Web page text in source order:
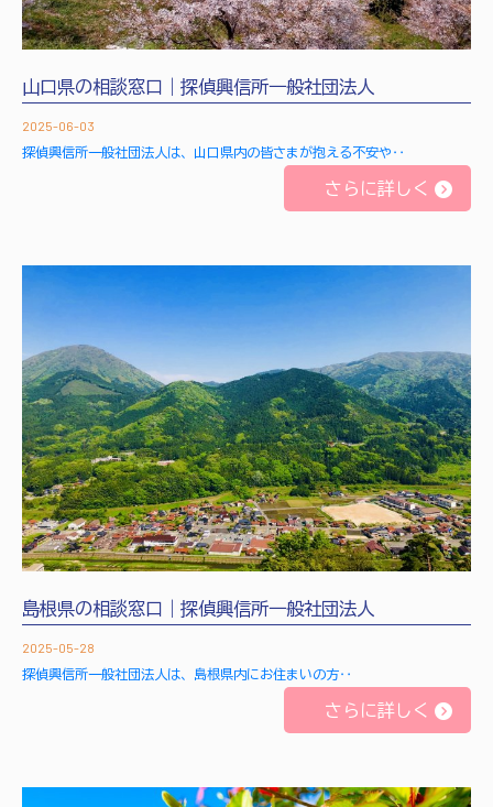
山口県の相談窓口｜探偵興信所一般社団法人
2025-06-03
探偵興信所一般社団法人は、山口県内の皆さまが抱える不安や‥
さらに詳しく
島根県の相談窓口｜探偵興信所一般社団法人
2025-05-28
探偵興信所一般社団法人は、島根県内にお住まいの方‥
さらに詳しく